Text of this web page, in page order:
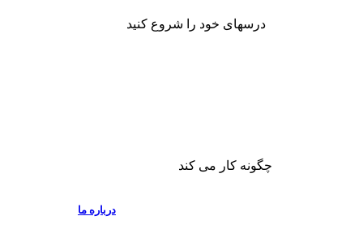
درسهای خود را شروع کنید
چگونه کار می کند
درباره ما